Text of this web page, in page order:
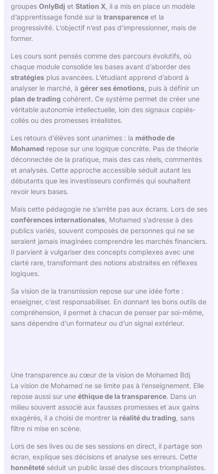
groupes OnlyBdj et Station X, il a mis en place un modèle
d’apprentissage fondé sur la transparenceet la
progressivité. L’objectif n’est pas d’impressionner, mais de
former.
Les cours sont pensés comme des parcours évolutifs, où
chaque module consolide les bases avant d’aborder des
stratégiesplus avancées. L’étudiant apprend d’abord à
analyser le marché, à gérer ses émotions, puis à définir un
plan de trading cohérent. Ce système permet de créer une
véritable autonomie intellectuelle, loin des signaux copiés-
collés ou des promesses irréalistes.
Les retours d’élèves sont unanimes : la méthode de
Mohamed repose sur une logique concrète. Pas de théorie
déconnectée de la pratique, mais des cas réels, commentés
et analysés. Cette approche accessible séduit autant les
débutants que les investisseurs confirmés qui souhaitent
revoir leurs bases.
Mais cette pédagogie ne s’arrête pas aux écrans. Lors de ses
conférences internationales, Mohamed s’adresse à des
publics variés, souvent composés de personnes qui ne se
seraient jamais imaginées comprendre les marchés financiers.
Il parvient à vulgariser des concepts complexes avec une
clarté rare, transformant des notions abstraites en réflexes
logiques.
Sa vision de la transmission repose sur une idée forte :
enseigner, c’est responsabiliser. En donnant les bons outils de
compréhension, il permet à chacun de penser par soi-même,
sans dépendre d’un formateur ou d’un signal extérieur.
Une transparence au cœur de la vision de Mohamed Bdj
La vision de Mohamed ne se limite pas à l’enseignement. Elle
repose aussi sur une éthique de la transparence. Dans un
milieu souvent associé aux fausses promesses et aux gains
exagérés, il a choisi de montrer la réalité du trading, sans
filtre ni mise en scène.
Lors de ses lives ou de ses sessions en direct, il partage son
écran, explique ses décisions et analyse ses erreurs. Cette
honnêtetéséduit un public lassé des discours triomphalistes.